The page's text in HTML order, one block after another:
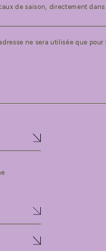
de saison, directement
ne sera utilisée que pour